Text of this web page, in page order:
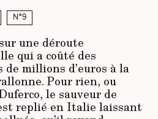
N°9
une déroute
qui a coûté des
de millions d’euros à la
Pour rien, ou
le sauveur de
replié en Italie laissant